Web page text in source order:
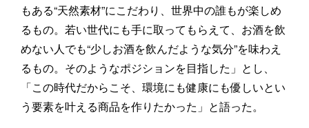
もある“天然素材”にこだわり、世界中の誰もが楽しめ
るもの。若い世代にも手に取ってもらえて、お酒を飲
めない人でも“少しお酒を飲んだような気分”を味わえ
るもの。そのようなポジションを目指した」とし、
「この時代だからこそ、環境にも健康にも優しいとい
う要素を叶える商品を作りたかった」と語った。